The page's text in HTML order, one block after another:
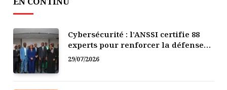
Cybersécurité : l’ANSSI certifie 88
experts pour renforcer la défense
numérique de la Côte d’Ivoire
29/07/2026